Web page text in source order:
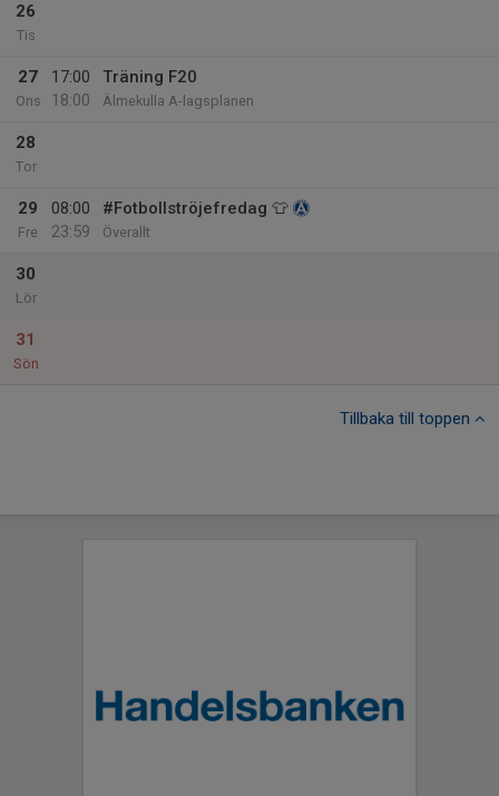
26
Tis
27
Ons
17:00
18:00
Träning F20
Älmekulla A-lagsplanen
28
Tor
29
Fre
08:00
23:59
#Fotbollströjefredag 👕
Överallt
30
Lör
31
Sön
Tillbaka till toppen